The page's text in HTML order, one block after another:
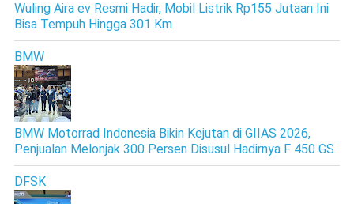
Wuling Aira ev Resmi Hadir, Mobil Listrik Rp155 Jutaan Ini
Bisa Tempuh Hingga 301 Km
BMW
BMW Motorrad Indonesia Bikin Kejutan di GIIAS 2026,
Penjualan Melonjak 300 Persen Disusul Hadirnya F 450 GS
DFSK